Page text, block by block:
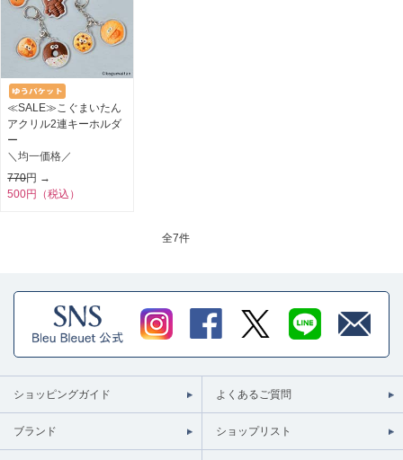
≪SALE≫こぐまいたん
アクリル2連キーホルダ
ー
＼均一価格／
770円 →
500円（税込）
全7件
ショッピングガイド よくあるご質問
ブランド ショップリスト